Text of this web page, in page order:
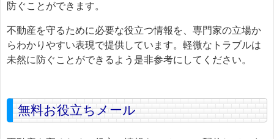
防ぐことができます。
不動産を守るために必要な役立つ情報を、専門家の立場か
らわかりやすい表現で提供しています。軽微なトラブルは
未然に防ぐことができるよう是非参考にしてください。
無料お役立ちメール